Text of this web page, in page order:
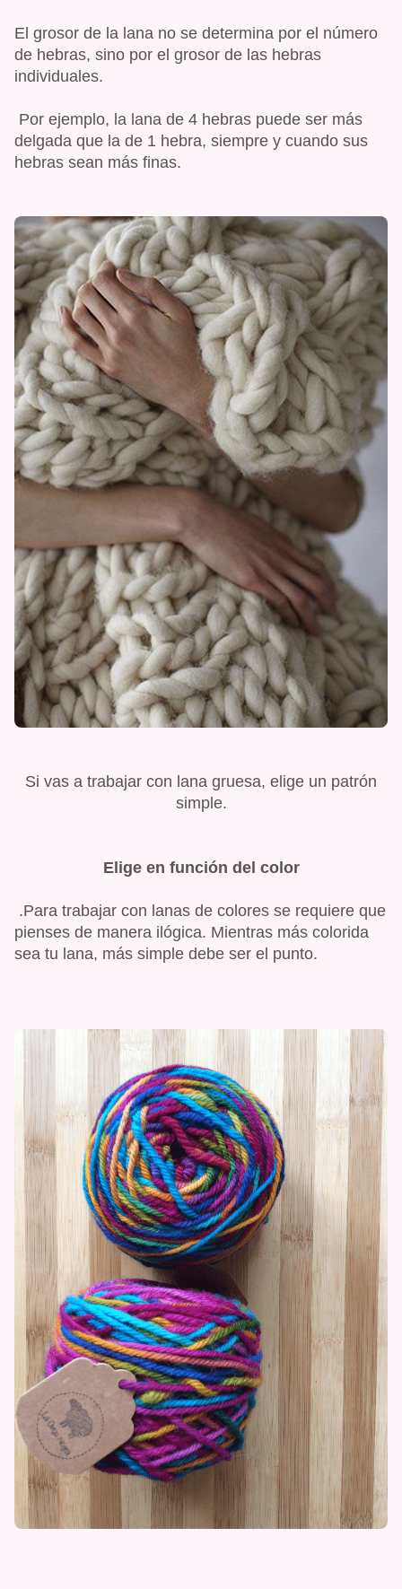
El grosor de la lana no se determina por el número
de hebras, sino por el grosor de las hebras
individuales.
Por ejemplo, la lana de 4 hebras puede ser más
delgada que la de 1 hebra, siempre y cuando sus
hebras sean más finas.
Si vas a trabajar con lana gruesa, elige un patrón
simple.
Elige en función del color
.Para trabajar con lanas de colores se requiere que
pienses de manera ilógica. Mientras más colorida
sea tu lana, más simple debe ser el punto.